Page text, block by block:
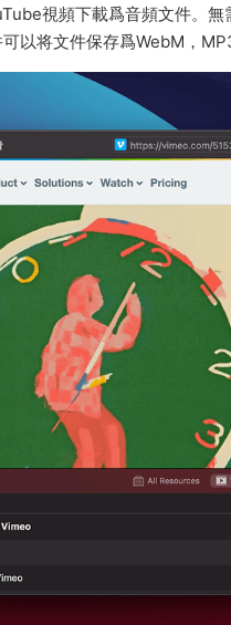
視頻下載爲音頻文件。
以将文件保存爲WebM，